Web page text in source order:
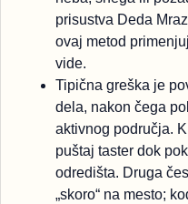
prisustva Deda
ovaj metod
vide.
Tipična greška je
dela, nakon čega
aktivnog područja.
puštaj taster dok
odredišta. Druga
„skoro“ na mesto;